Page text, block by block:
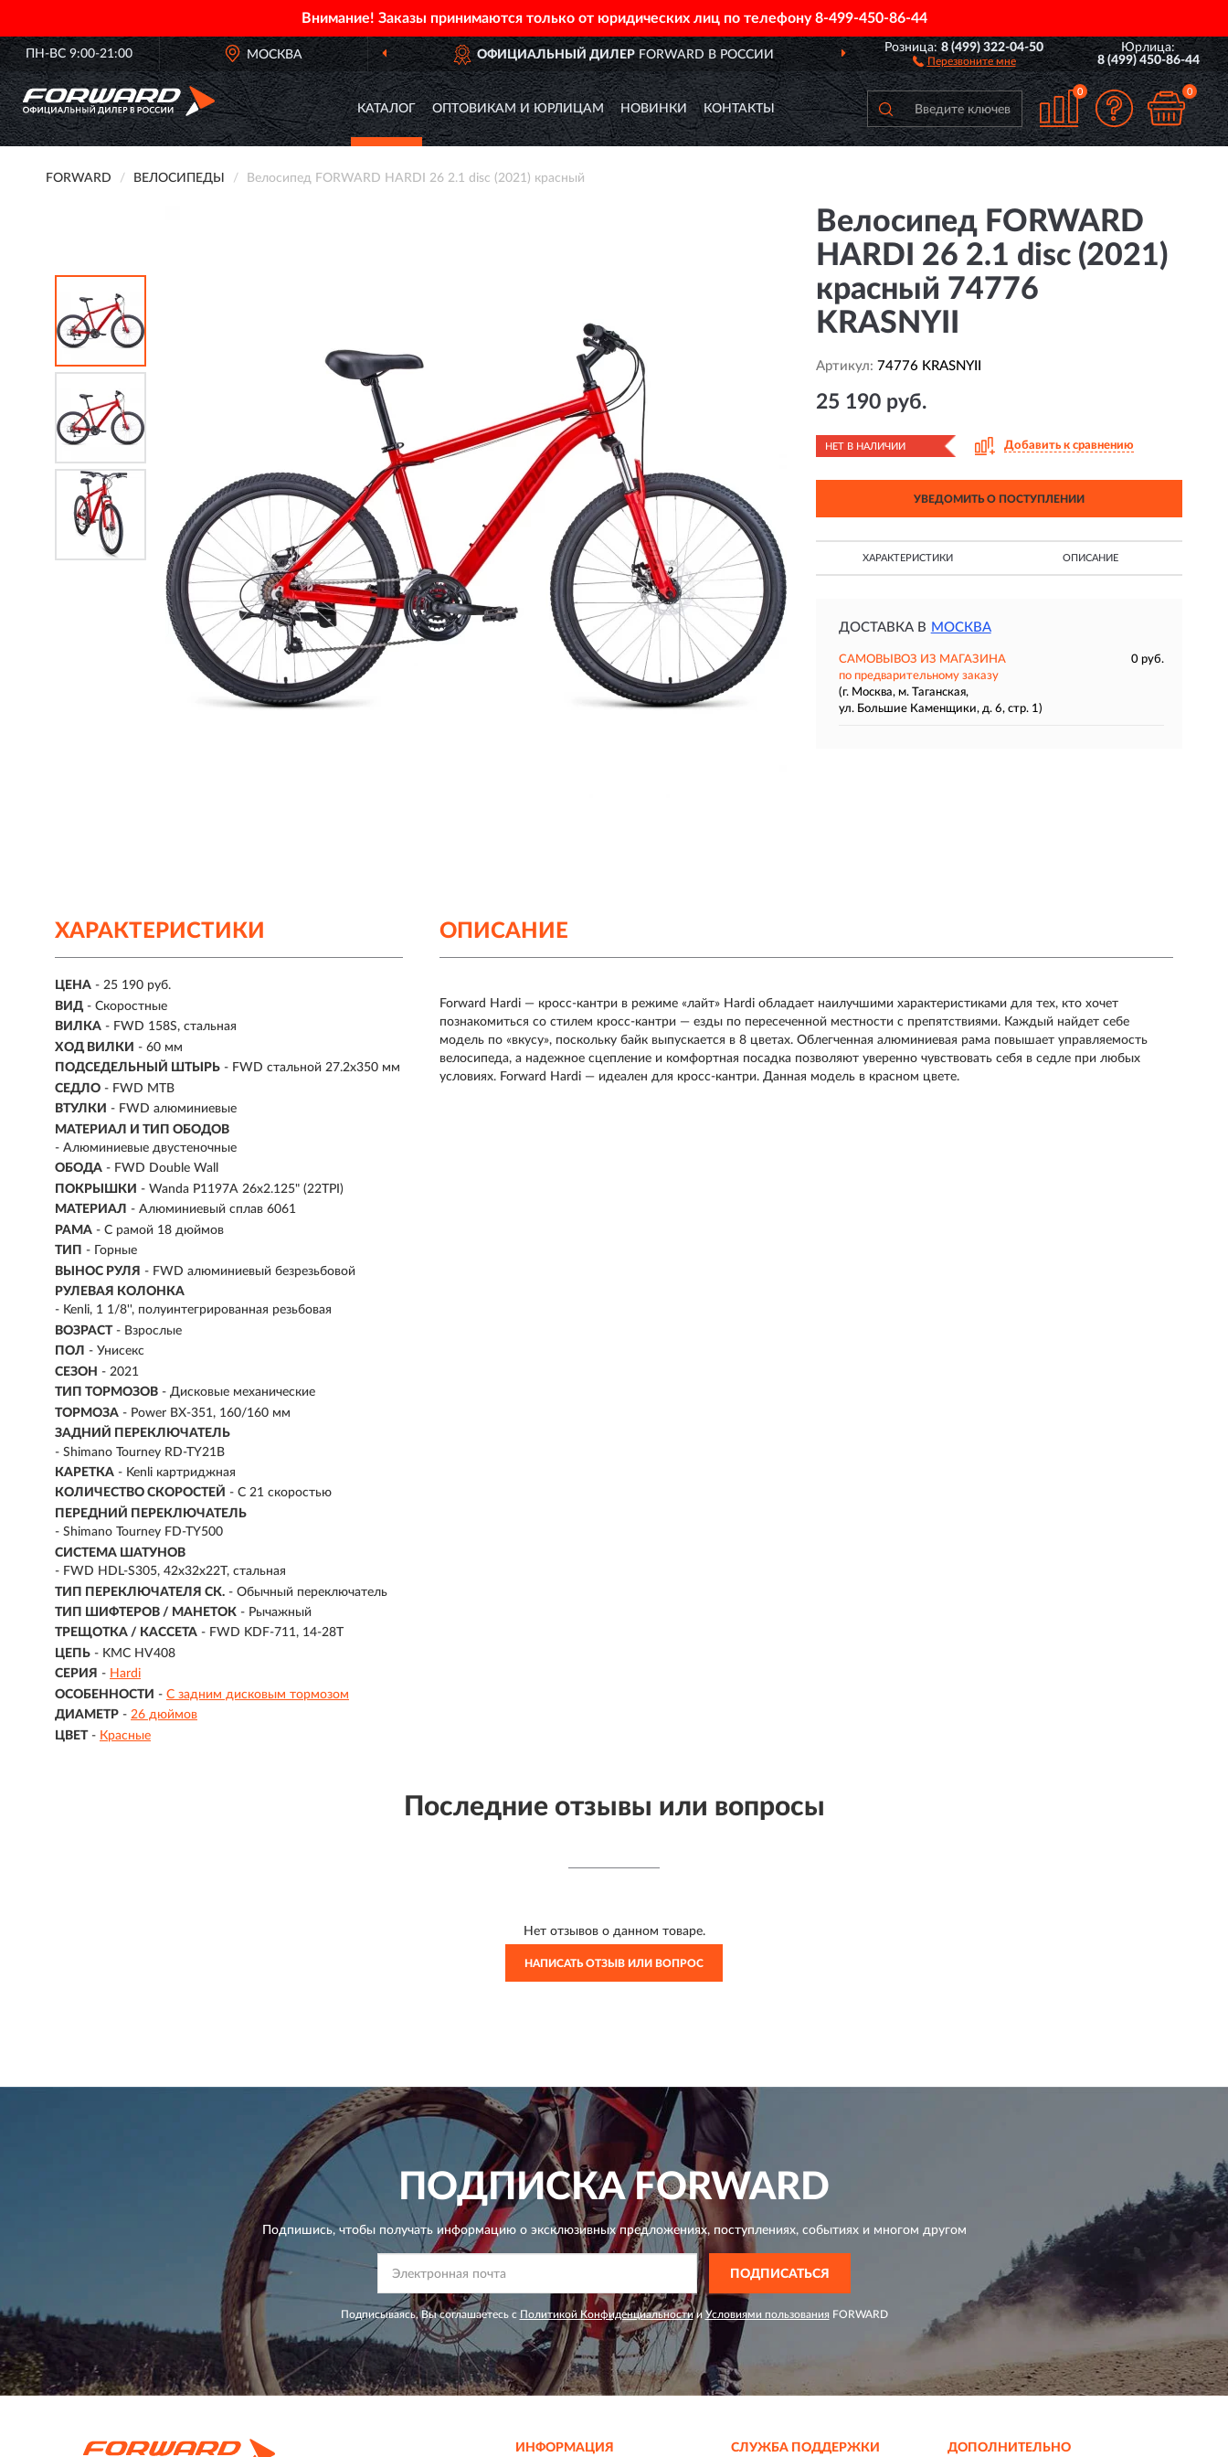
Внимание! Заказы принимаются только от юридических лиц по телефону8-499-450-86-44
ПН-ВС 9:00-21:00 МОСКВА ОФИЦИАЛЬНЫЙ ДИЛЕР FORWARD В РОССИИ ДОСТАВИМПО ВСЕЙ РОССИИ
Розница:8 (499) 322-04-50
Перезвоните мне
Юрлица:
8 (499) 450-86-44
КАТАЛОГ ОПТОВИКАМ И ЮРЛИЦАМ НОВИНКИ КОНТАКТЫ
0 0
FORWARD ВЕЛОСИПЕДЫ Велосипед FORWARD HARDI 26 2.1 disc (2021) красный
Велосипед FORWARD
HARDI 26 2.1 disc (2021)
красный 74776
KRASNYII
Артикул: 74776 KRASNYII
25 190 руб.
НЕТ В НАЛИЧИИ Добавить к сравнению
УВЕДОМИТЬ О ПОСТУПЛЕНИИ
ХАРАКТЕРИСТИКИ ОПИСАНИЕ
ДОСТАВКА В МОСКВА
САМОВЫВОЗ ИЗ МАГАЗИНА
0 руб.
по предварительному заказу
(г. Москва, м. Таганская,
ул. Большие Каменщики, д. 6, стр. 1)
ХАРАКТЕРИСТИКИ
ЦЕНА - 25 190 руб.
ВИД - Скоростные
ВИЛКА - FWD 158S, стальная
ХОД ВИЛКИ - 60 мм
ПОДСЕДЕЛЬНЫЙ ШТЫРЬ - FWD стальной 27.2x350 мм
СЕДЛО - FWD MTB
ВТУЛКИ - FWD алюминиевые
МАТЕРИАЛ И ТИП ОБОДОВ
- Алюминиевые двустеночные
ОБОДА - FWD Double Wall
ПОКРЫШКИ - Wanda P1197A 26x2.125" (22TPI)
МАТЕРИАЛ - Алюминиевый сплав 6061
РАМА - С рамой 18 дюймов
ТИП -
Горные
ВЫНОС РУЛЯ - FWD алюминиевый безрезьбовой
РУЛЕВАЯ КОЛОНКА
- Kenli, 1 1/8'', полуинтегрированная резьбовая
ВОЗРАСТ - Взрослые
ПОЛ - Унисекс
СЕЗОН - 2021
ТИП ТОРМОЗОВ - Дисковые механические
ТОРМОЗА - Power BX-351, 160/160 мм
ЗАДНИЙ ПЕРЕКЛЮЧАТЕЛЬ
- Shimano Tourney RD-TY21B
КАРЕТКА - Kenli картриджная
КОЛИЧЕСТВО СКОРОСТЕЙ - С 21 скоростью
ПЕРЕДНИЙ ПЕРЕКЛЮЧАТЕЛЬ
- Shimano Tourney FD-TY500
СИСТЕМА ШАТУНОВ
- FWD HDL-S305, 42x32x22T, стальная
ТИП ПЕРЕКЛЮЧАТЕЛЯ СК. - Обычный переключатель
ТИП ШИФТЕРОВ / МАНЕТОК - Рычажный
ТРЕЩОТКА / КАССЕТА - FWD KDF-711, 14-28T
ЦЕПЬ - KMC HV408
СЕРИЯ - Hardi
ОСОБЕННОСТИ - С задним дисковым тормозом
ДИАМЕТР - 26 дюймов
ЦВЕТ - Красные
ОПИСАНИЕ
Forward Hardi — кросс-кантри в режиме «лайт» Hardi обладает наилучшими характеристиками для тех, кто хочет
познакомиться со стилем кросс-кантри — езды по пересеченной местности с препятствиями. Каждый найдет себе
модель по «вкусу», поскольку байк выпускается в 8 цветах. Облегченная алюминиевая рама повышает управляемость
велосипеда, а надежное сцепление и комфортная посадка позволяют уверенно чувствовать себя в седле при любых
условиях. Forward Hardi — идеален для кросс-кантри. Данная модель в красном цвете.
Последние отзывы или вопросы
Нет отзывов о данном товаре.
НАПИСАТЬ ОТЗЫВ ИЛИ ВОПРОС
ПОДПИСКАFORWARD
Подпишись, чтобы получать информацию о эксклюзивных предложениях,поступлениях, событиях и многом другом
ПОДПИСАТЬСЯ
Подписываясь, Вы соглашаетесь с Политикой Конфиденциальности и Условиями пользования FORWARD
ИНФОРМАЦИЯ СЛУЖБА ПОДДЕРЖКИ ДОПОЛНИТЕЛЬНО